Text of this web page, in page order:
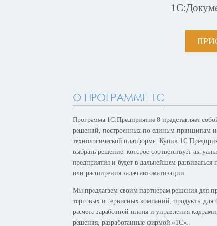
О ПРОГРАММЕ 1С
Программа 1С:Предприятие 8 представляет
решений, построенных по единым принципам
технологической платформе. Купив 1С
выбрать решение, которое соответствует
предприятия и будет в дальнейшем развиваться
или расширения задач автоматизации
Мы предлагаем своим партнерам решения для
торговых и сервисных компаний, продукты для
расчета заработной платы и управления
решения, разработанные фирмой «1С».